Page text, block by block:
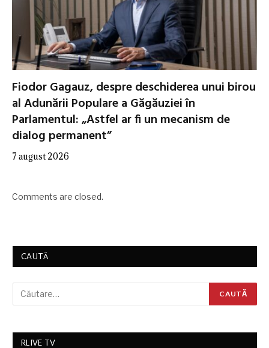
Fiodor Gagauz, despre deschiderea unui birou
al Adunării Populare a Găgăuziei în
Parlamentul: „Astfel ar fi un mecanism de
dialog permanent”
7 august 2026
Comments are closed.
CAUTĂ
RLIVE TV